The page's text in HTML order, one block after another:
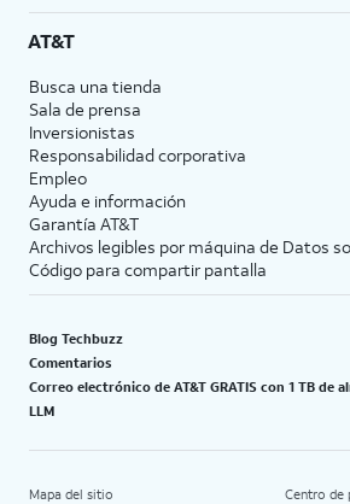
AT&T
Busca una tienda
Sala de prensa
Inversionistas
Responsabilidad corporativa
Empleo
Ayuda e información
Garantía AT&T
Archivos legibles por máquina de Datos
Código para compartir pantalla
Blog Techbuzz
Comentarios
Correo electrónico de AT&T GRATIS con 1 TB de
LLM
Mapa del sitio Centro de